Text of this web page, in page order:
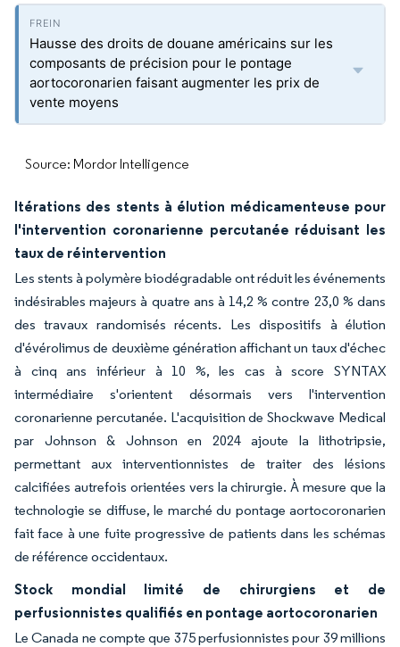
Hausse des droits de douane américains sur les
composants de précision pour le pontage
aortocoronarien faisant augmenter les prix de
vente moyens
Source: Mordor Intelligence
Itérations des stents à élution médicamenteuse pour
l'intervention coronarienne percutanée réduisant les
taux de réintervention
Les stents à polymère biodégradable ont réduit les événements
indésirables majeurs à quatre ans à 14,2 % contre 23,0 % dans
des travaux randomisés récents. Les dispositifs à élution
d'évérolimus de deuxième génération affichant un taux d'échec
à cinq ans inférieur à 10 %, les cas à score SYNTAX
intermédiaire s'orientent désormais vers l'intervention
coronarienne percutanée. L'acquisition de Shockwave Medical
par Johnson & Johnson en 2024 ajoute la lithotripsie,
permettant aux interventionnistes de traiter des lésions
calcifiées autrefois orientées vers la chirurgie. À mesure que la
technologie se diffuse, le marché du pontage aortocoronarien
fait face à une fuite progressive de patients dans les schémas
de référence occidentaux.
Stock mondial limité de chirurgiens et de
perfusionnistes qualifiés en pontage aortocoronarien
Le Canada ne compte que 375 perfusionnistes pour 39 millions